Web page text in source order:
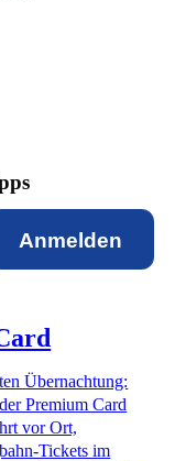
Anmelden
Übernachtung:
Premium Card
vor Ort,
Tickets im